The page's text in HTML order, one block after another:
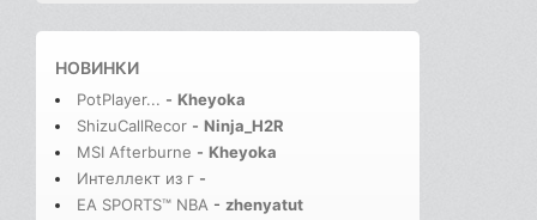
НОВИНКИ
PotPlayer... - Kheyoka
ShizuCallRecor - Ninja_H2R
MSI Afterburne - Kheyoka
Интеллект из г -
EA SPORTS™ NBA - zhenyatut